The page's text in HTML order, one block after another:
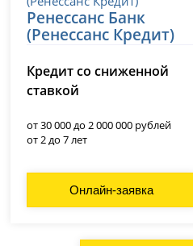
Ренессанс Банк
(Ренессанс Кредит)
Кредит со сниженной
ставкой
от 30 000 до 2 000 000 рублей
от 2 до 7 лет
Онлайн-заявка